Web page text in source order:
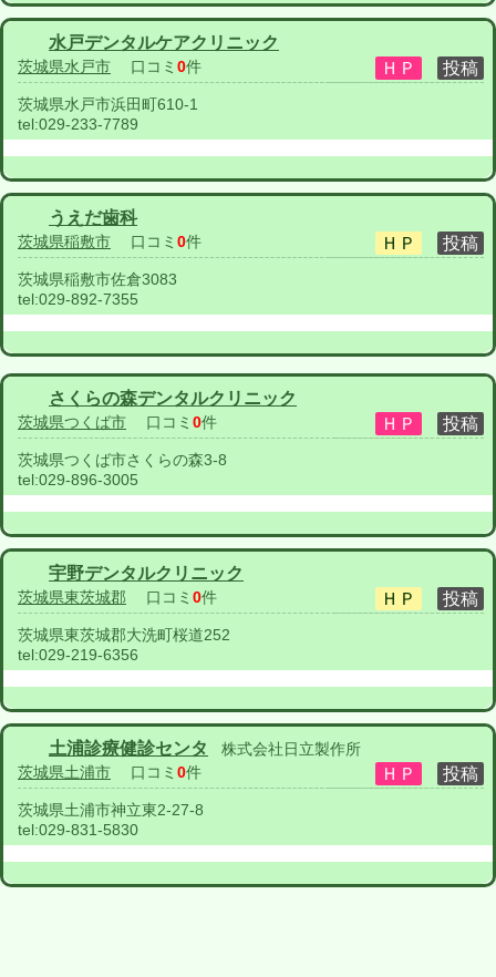
水戸デンタルケアクリニック
茨城県水戸市 口コミ 0件
茨城県水戸市浜田町610-1
tel:029-233-7789
うえだ歯科
茨城県稲敷市 口コミ 0件
茨城県稲敷市佐倉3083
tel:029-892-7355
さくらの森デンタルクリニック
茨城県つくば市 口コミ 0件
茨城県つくば市さくらの森3-8
tel:029-896-3005
宇野デンタルクリニック
茨城県東茨城郡 口コミ 0件
茨城県東茨城郡大洗町桜道252
tel:029-219-6356
土浦診療健診センタ
株式会社日立製作所
茨城県土浦市 口コミ 0件
茨城県土浦市神立東2-27-8
tel:029-831-5830